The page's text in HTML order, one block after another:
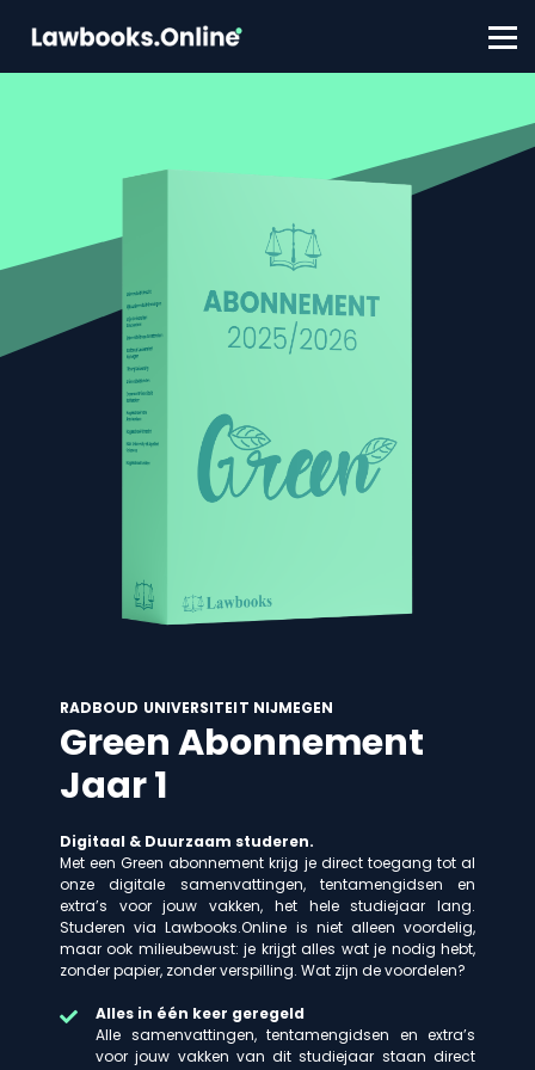
FAQ
Contact
RADBOUD UNIVERSITEIT NIJMEGEN
Green Abonnement
Jaar 1
Digitaal & Duurzaam studeren.
Met een Green abonnement krijg je direct toegang tot al
onze digitale samenvattingen, tentamengidsen en
extra’s voor jouw vakken, het hele studiejaar lang.
Studeren via Lawbooks.Online is niet alleen voordelig,
maar ook milieubewust: je krijgt alles wat je nodig hebt,
zonder papier, zonder verspilling. Wat zijn de voordelen?
Alles in één keer geregeld
Alle samenvattingen, tentamengidsen en extra’s
voor jouw vakken van dit studiejaar staan direct